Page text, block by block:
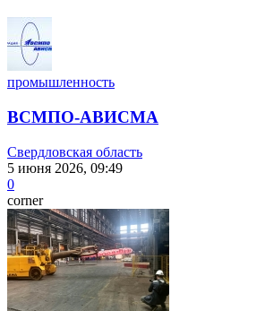
промышленность
ВСМПО-АВИСМА
Свердловская область
5 июня 2026, 09:49
0
corner